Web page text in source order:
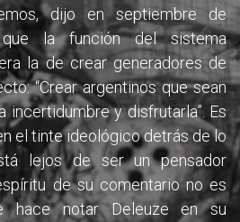
dijo en septiembre de
la función del sistema
la de crear generadores de
“Crear argentinos que sean
incertidumbre y disfrutarla”. Es
el tinte ideológico detrás de lo
lejos de ser un pensador
de su comentario no es
hace notar Deleuze en su